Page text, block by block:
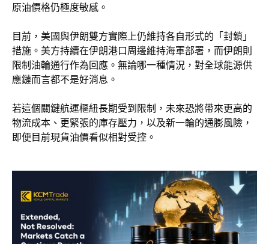
原油價格仍極度敏感。
目前，美國與伊朗雙方實際上仍維持各自形式的「封鎖」
措施。美方持續在伊朗港口周邊維持海軍部署，而伊朗則
限制油輪通行作為回應。無論哪一種情況，對全球能源供
應鏈而言都不是好消息。
若這個關鍵航運樞紐長期受到限制，未來恐將帶來更高的
物流成本、更緊張的庫存壓力，以及新一輪的通膨風險，
即便目前現貨油價看似相對受控。